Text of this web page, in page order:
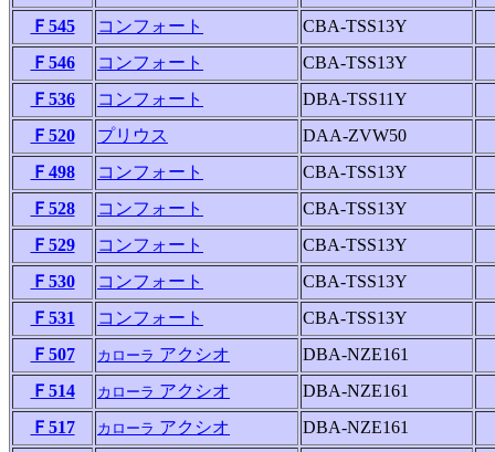
Ｆ545
コンフォート
CBA-TSS13Y
Ｆ546
コンフォート
CBA-TSS13Y
Ｆ536
コンフォート
DBA-TSS11Y
Ｆ520
プリウス
DAA-ZVW50
Ｆ498
コンフォート
CBA-TSS13Y
Ｆ528
コンフォート
CBA-TSS13Y
Ｆ529
コンフォート
CBA-TSS13Y
Ｆ530
コンフォート
CBA-TSS13Y
Ｆ531
コンフォート
CBA-TSS13Y
Ｆ507
カローラ アクシオ
DBA-NZE161
Ｆ514
カローラ アクシオ
DBA-NZE161
Ｆ517
カローラ アクシオ
DBA-NZE161